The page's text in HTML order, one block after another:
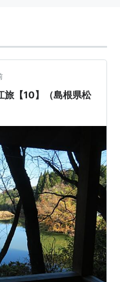
【10】（島根県松